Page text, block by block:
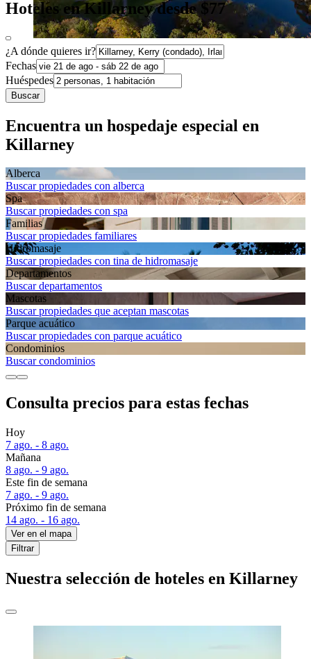
Hoteles en Killarney desde $77
¿A dónde quieres ir?
Fechas
Huéspedes
Buscar
Encuentra un hospedaje especial en
Killarney
Alberca
Buscar propiedades con alberca
Spa
Buscar propiedades con spa
Familias
Buscar propiedades familiares
Hidromasaje
Buscar propiedades con tina de hidromasaje
Departa­mentos
Buscar departamentos
Mascotas
Buscar propiedades que aceptan mascotas
Parque acuático
Buscar propiedades con parque acuático
Condominios
Buscar condominios
Consulta precios para estas fechas
Hoy
7 ago. - 8 ago.
Mañana
8 ago. - 9 ago.
Este fin de semana
7 ago. - 9 ago.
Próximo fin de semana
14 ago. - 16 ago.
Ver en el mapa
Filtrar
Nuestra selección de hoteles en Killarney